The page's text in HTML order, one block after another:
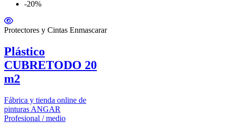
-20%
Protectores y Cintas Enmascarar
Plástico
CUBRETODO 20
m2
Fábrica y tienda online de
pinturas ANGAR
Profesional / medio